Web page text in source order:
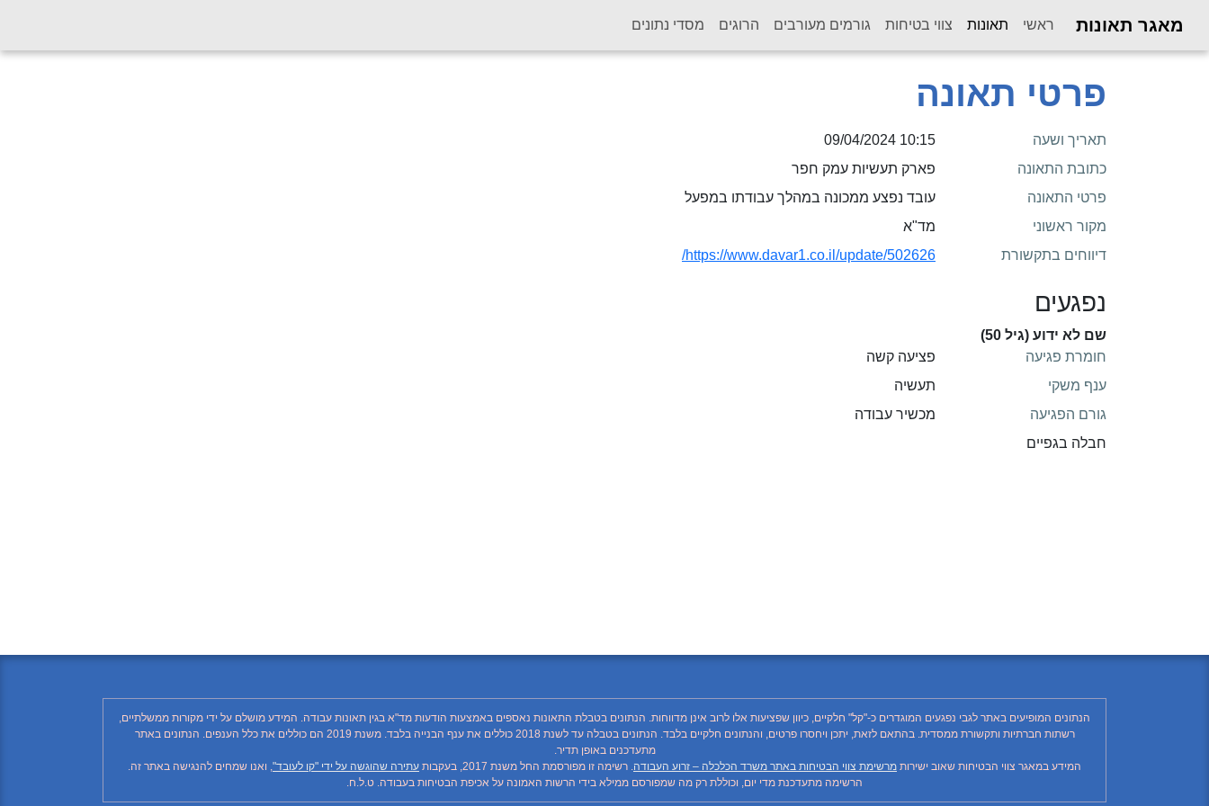
מאגר תאונות ראשי תאונות
(current) צווי בטיחות גורמים מעורבים הרוגים מסדי נתונים
פרטי תאונה
תאריך ושעה
10:15 09/04/2024
כתובת התאונה
פארק תעשיות עמק חפר
פרטי התאונה
עובד נפצע ממכונה במהלך עבודתו במפעל
מקור ראשוני
מד"א
דיווחים בתקשורת
https://www.davar1.co.il/update/502626/
נפגעים
שם לא ידוע (גיל 50)
חומרת פגיעה
פציעה קשה
ענף משקי
תעשיה
גורם הפגיעה
מכשיר עבודה
חבלה בגפיים
הנתונים המופיעים באתר לגבי נפגעים המוגדרים כ-"קל" חלקיים, כיוון שפציעות אלו לרוב אינן מדווחות. הנתונים בטבלת התאונות נאספים באמצעות הודעות מד"א בגין תאונות עבודה. המידע מושלם על ידי מקורות ממשלתיים,
רשתות חברתיות ותקשורת ממסדית. בהתאם לזאת, יתכן ויחסרו פרטים, והנתונים חלקיים בלבד. הנתונים בטבלה עד לשנת 2018 כוללים את ענף הבנייה בלבד. משנת 2019 הם כוללים את כלל הענפים. הנתונים באתר
מתעדכנים באופן תדיר.
המידע במאגר צווי הבטיחות שאוב ישירות מרשימת צווי הבטיחות באתר משרד הכלכלה – זרוע העבודה. רשימה זו מפורסמת החל משנת 2017, בעקבות עתירה שהוגשה על ידי "קו לעובד", ואנו שמחים להנגישה באתר זה.
הרשימה מתעדכנת מדי יום, וכוללת רק מה שמפורסם ממילא בידי הרשות האמונה על אכיפת הבטיחות בעבודה. ט.ל.ח.